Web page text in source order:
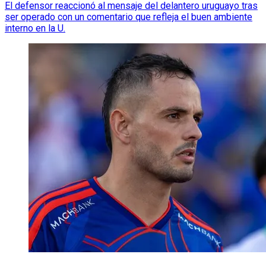
El defensor reaccionó al mensaje del delantero uruguayo tras
ser operado con un comentario que refleja el buen ambiente
interno en la U.